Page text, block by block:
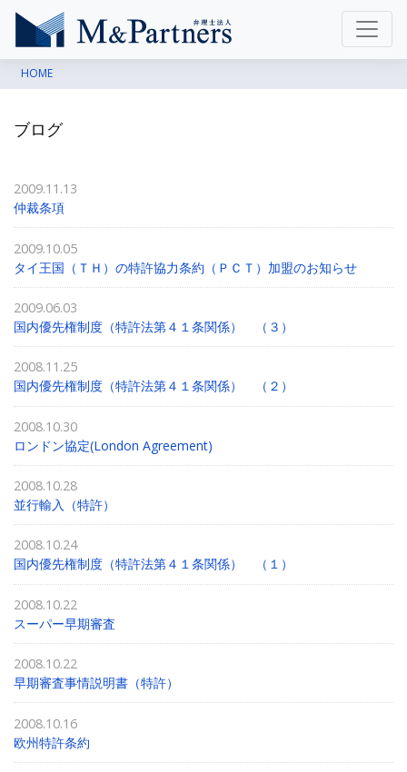
HOME
ブログ
2009.11.13
仲裁条項
2009.10.05
タイ王国（ＴＨ）の特許協力条約（ＰＣＴ）加盟のお知らせ
2009.06.03
国内優先権制度（特許法第４１条関係） （３）
2008.11.25
国内優先権制度（特許法第４１条関係） （２）
2008.10.30
ロンドン協定(London Agreement)
2008.10.28
並行輸入（特許）
2008.10.24
国内優先権制度（特許法第４１条関係） （１）
2008.10.22
スーパー早期審査
2008.10.22
早期審査事情説明書（特許）
2008.10.16
欧州特許条約